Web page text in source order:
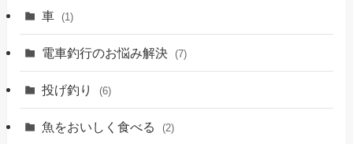
車 (1)
電車釣行のお悩み解決 (7)
投げ釣り (6)
魚をおいしく食べる (2)